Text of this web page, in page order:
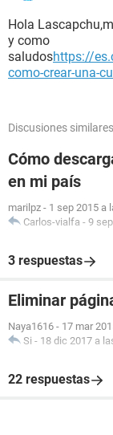
Hola
y como
saludoshttps://
como-crear-una-
Discusiones similares
Cómo
en mi país
marilpz - 1 sep 2015 a
Carlos-vialfa - 9
3 respuestas
Eliminar
Naya1616 - 17 mar
Si - 18 dic 2017 a
22 respuestas